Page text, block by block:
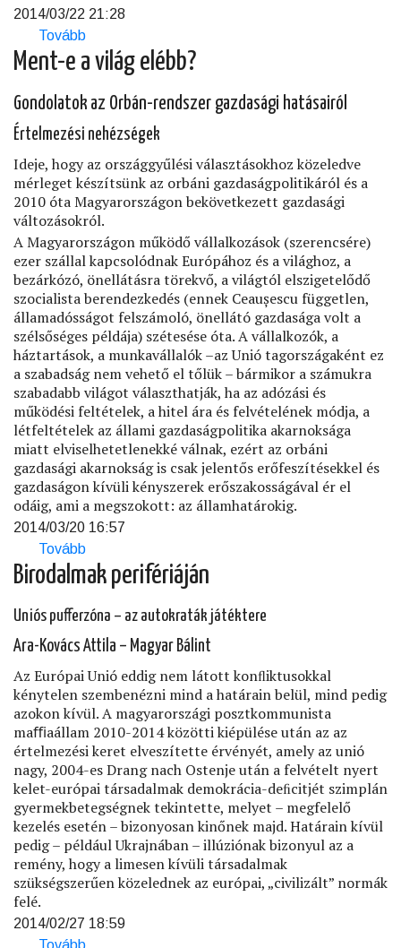
2014/03/22 21:28
Tovább
a
kormányváltásról)
Ment-e a világ elébb?
Gondolatok az Orbán-rendszer gazdasági hatásairól
Értelmezési nehézségek
Ideje, hogy az országgyűlési választásokhoz közeledve
mérleget készítsünk az orbáni gazdaságpolitikáról és a
2010 óta Magyarországon bekövetkezett gazdasági
változásokról.
A Magyarországon működő vállalkozások (szerencsére)
ezer szállal kapcsolódnak Európához és a világhoz, a
bezárkózó, önellátásra törekvő, a világtól elszigetelődő
szocialista berendezkedés (ennek Ceaușescu független,
államadósságot felszámoló, önellátó gazdasága volt a
szélsőséges példája) szétesése óta. A vállalkozók, a
háztartások, a munkavállalók –az Unió tagországaként ez
a szabadság nem vehető el tőlük – bármikor a számukra
szabadabb világot választhatják, ha az adózási és
működési feltételek, a hitel ára és felvételének módja, a
létfeltételek az állami gazdaságpolitika akarnoksága
miatt elviselhetetlenekké válnak, ezért az orbáni
gazdasági akarnokság is csak jelentős erőfeszítésekkel és
gazdaságon kívüli kényszerek erőszakosságával ér el
odáig, ami a megszokott: az államhatárokig.
2014/03/20 16:57
Tovább
e
a
világ
elébb?)
Birodalmak perifériáján
Uniós pufferzóna – az autokraták játéktere
Ara-Kovács Attila – Magyar Bálint
Az Európai Unió eddig nem látott konﬂiktusokkal
kénytelen szembenézni mind a határain belül, mind pedig
azokon kívül. A magyarországi posztkommunista
maﬃaállam 2010-2014 közötti kiépülése után az az
értelmezési keret elveszítette érvényét, amely az unió
nagy, 2004-es Drang nach Ostenje után a felvételt nyert
kelet-európai társadalmak demokrácia-deﬁcitjét szimplán
gyermekbetegségnek tekintette, melyet – megfelelő
kezelés esetén – bizonyosan kinőnek majd. Határain kívül
pedig – például Ukrajnában – illúziónak bizonyul az a
remény, hogy a limesen kívüli társadalmak
szükségszerűen közelednek az európai, „civilizált” normák
felé.
2014/02/27 18:59
Tovább